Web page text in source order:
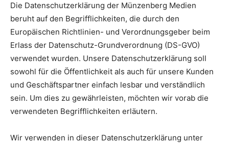
Die Datenschutzerklärung der Münzenberg Medien
beruht auf den Begrifflichkeiten, die durch den
Europäischen Richtlinien- und Verordnungsgeber beim
Erlass der Datenschutz-Grundverordnung (DS-GVO)
verwendet wurden. Unsere Datenschutzerklärung soll
sowohl für die Öffentlichkeit als auch für unsere Kunden
und Geschäftspartner einfach lesbar und verständlich
sein. Um dies zu gewährleisten, möchten wir vorab die
verwendeten Begrifflichkeiten erläutern.
Wir verwenden in dieser Datenschutzerklärung unter